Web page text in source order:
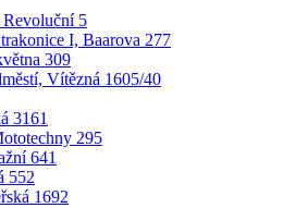
5
I, Baarova 277
309
Vítězná 1605/40
3161
295
641
552
1692